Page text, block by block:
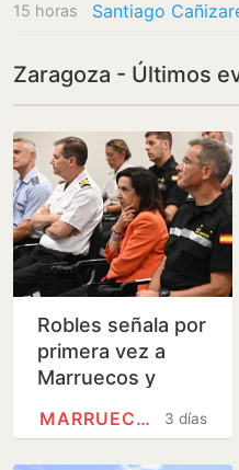
15 horas
Zaragoza - Últimos
Robles señala por
primera vez a
Marruecos y
responsabilidades
3 días
MARRUECOS